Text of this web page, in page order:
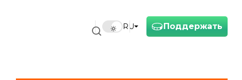
Поддержать
RU